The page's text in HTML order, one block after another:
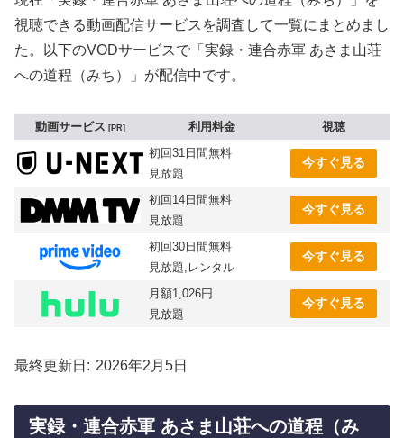
視聴できる動画配信サービスを調査して一覧にまとめまし
た。以下のVODサービスで「実録・連合赤軍 あさま山荘
への道程（みち）」が配信中です。
動画サービス PR 利用料金
視聴
初回31日間無料
見放題
今すぐ見る
初回14日間無料
見放題
今すぐ見る
初回30日間無料
見放題,レンタル
今すぐ見る
月額1,026円
見放題
今すぐ見る
最終更新日 2026年2月5日
実録・連合赤軍 あさま山荘への道程（み